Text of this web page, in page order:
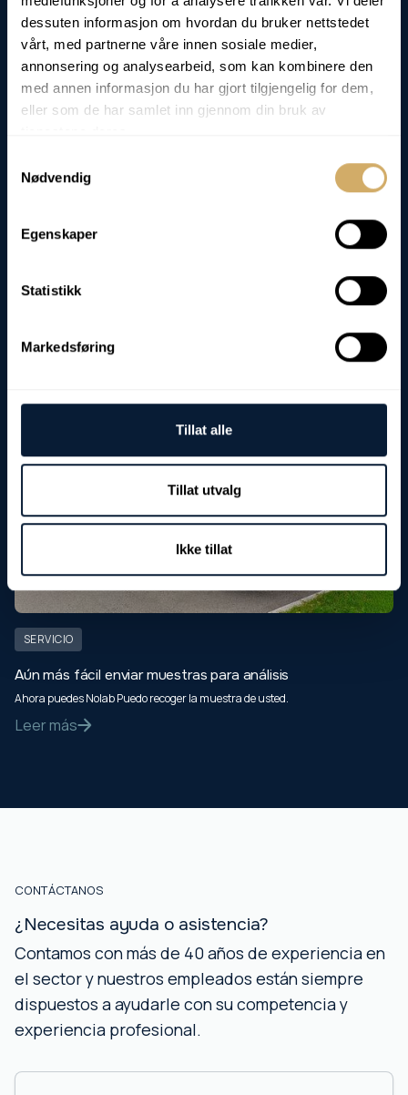
dessuten informasjon om hvordan du bruker nettstedet
vårt, med partnerne våre innen sosiale medier,
annonsering og analysearbeid, som kan kombinere den
med annen informasjon du har gjort tilgjengelig for dem,
eller som de har samlet inn gjennom din bruk av
Nødvendig
Egenskaper
Statistikk
Markedsføring
Tillat alle
Tillat utvalg
Ikke tillat
Impresionado por la logística
muestras de aceite de todo el mundo a Rørvik Para analizar. Para nosotros es
solo logística.
SERVICIO
Aún más fácil enviar muestras para análisis
Ahora puedes Nolab Puedo recoger la muestra de usted.
Leer más
CONTÁCTANOS
¿Necesitas ayuda o asistencia?
Contamos con más de 40 años de experiencia en
el sector y nuestros empleados están siempre
dispuestos a ayudarle con su competencia y
experiencia profesional.